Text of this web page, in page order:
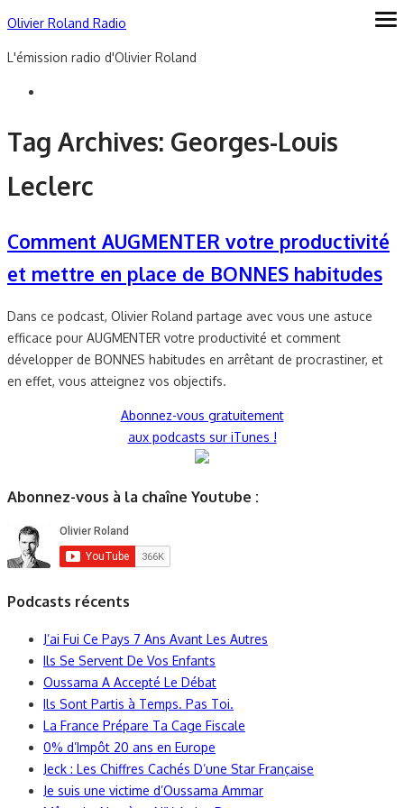
Skip
content
Olivier Roland Radio
L'émission radio d'Olivier Roland
Tag Archives: Georges-Louis
Leclerc
Comment AUGMENTER votre productivité
et mettre en place de BONNES habitudes
Dans ce podcast, Olivier Roland partage avec vous une astuce
efficace pour AUGMENTER votre productivité et comment
développer de BONNES habitudes en arrêtant de procrastiner, et
en effet, vous atteignez vos objectifs.
Abonnez-vous gratuitement
aux podcasts sur iTunes !
Abonnez-vous à la chaîne Youtube :
Podcasts récents
J’ai Fui Ce Pays 7 Ans Avant Les Autres
Ils Se Servent De Vos Enfants
Oussama A Accepté Le Débat
Ils Sont Partis à Temps. Pas Toi.
La France Prépare Ta Cage Fiscale
0% d’Impôt 20 ans en Europe
Jeck : Les Chiffres Cachés D’une Star Française
Je suis une victime d’Oussama Ammar